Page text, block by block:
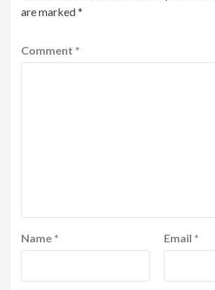
are marked*
Comment *
Name * Email *